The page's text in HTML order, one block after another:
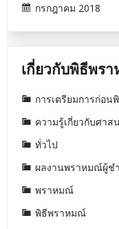
กรกฎาคม 2018
เกี่ยวกับพิธีพร
การเตรียมการก่อน
ความรู้เกี่ยวกับศา
ทั่วไป
ผลงานพราหมณ์ผู้ช
พราหมณ์
พิธีพราหมณ์